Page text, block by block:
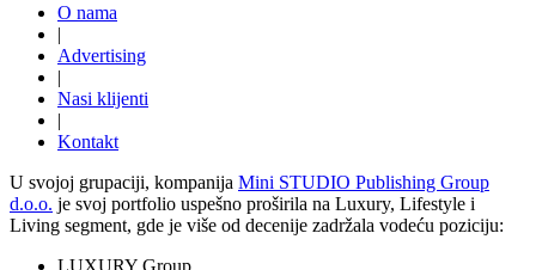
O nama
|
Advertising
|
Nasi klijenti
|
Kontakt
U svojoj grupaciji, kompanija Mini STUDIO Publishing Group
d.o.o. je svoj portfolio uspešno proširila na Luxury, Lifestyle i
Living segment, gde je više od decenije zadržala vodeću poziciju:
LUXURY Group